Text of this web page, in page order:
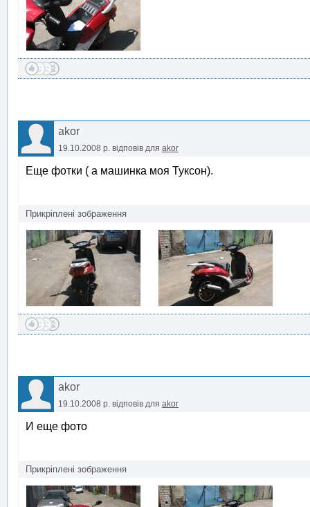
akor
19.10.2008 р. відповів для akor
Еще фотки ( а машинка моя Туксон).
Прикріплені зображення
akor
19.10.2008 р. відповів для akor
И еще фото
Прикріплені зображення